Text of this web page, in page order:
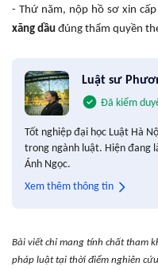
- Thứ năm, nộp hồ sơ xin
xăng dầu đúng thẩm quyền
Luật sư
Đã kiểm
Tốt nghiệp đại học Luật Hà
trong ngành luật. Hiện đang
Ánh Ngọc.
Xem thêm thông tin
Bài viết chỉ mang tính chất tham
pháp luật tại thời điểm nghiên